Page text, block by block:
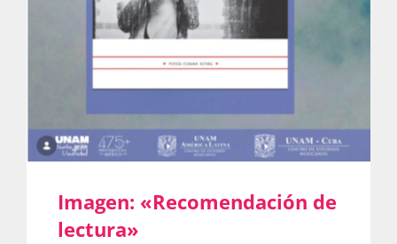
Recursos
Súmate
Publicaciones
Bienvenida generación 2027-1
Imagen: «Recomendación de
lectura»